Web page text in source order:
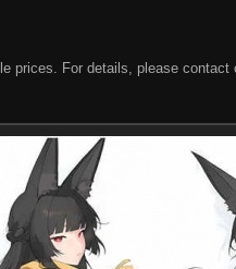
prices. For details, please